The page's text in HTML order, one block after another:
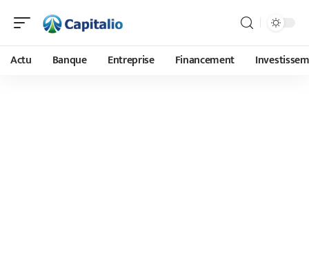
Actu Banque Entreprise Financement